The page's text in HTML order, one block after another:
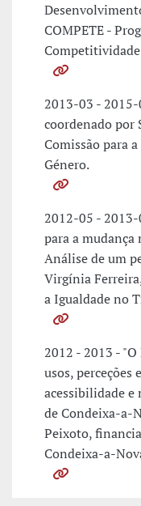
COMPETE -
Competitividade
2013-03 -
coordenado por
Comissão para
Género.
2012-05 -
para a
Análise de um
Virgínia
a Igualdade no
2012 - 2013 - "O
usos, perceções
acessibilidade
de Condeixa-a-
Peixoto,
Condeixa-a-